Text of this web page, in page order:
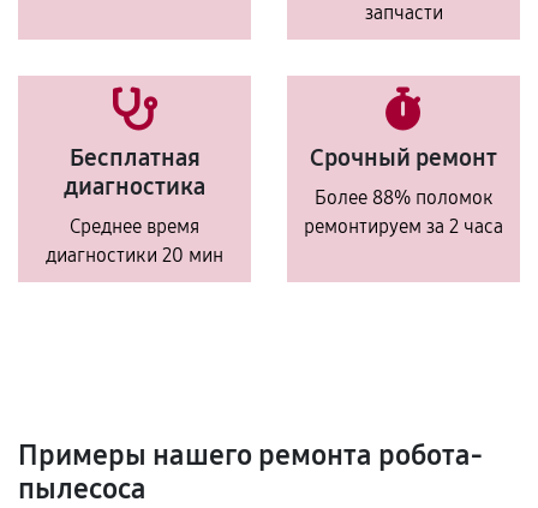
запчасти
Бесплатная
диагностика
Среднее время
диагностики 20 мин
Срочный ремонт
Более 88% поломок
ремонтируем за 2 часа
Примеры нашего ремонта робота-
пылесоса